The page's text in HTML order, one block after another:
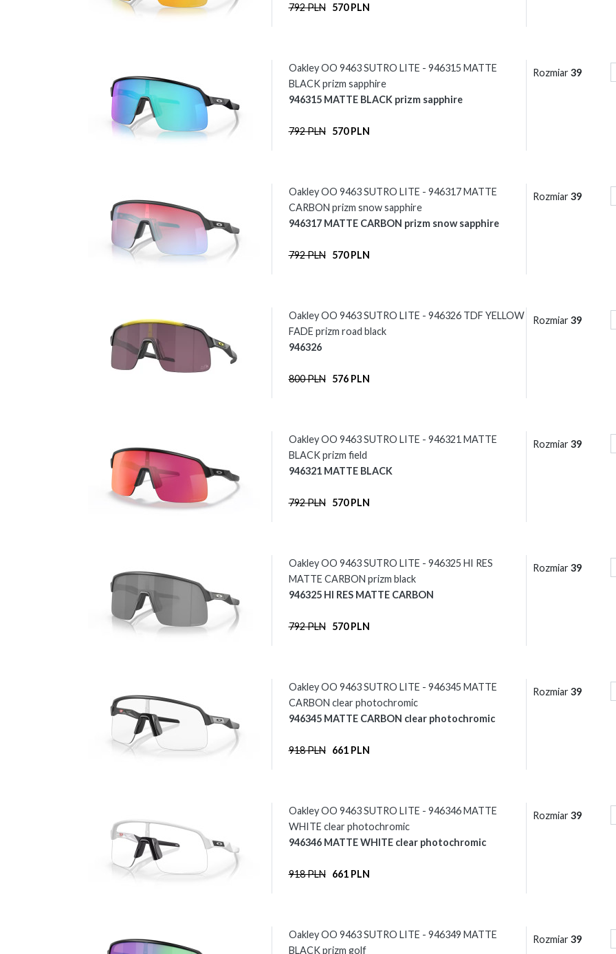
792 PLN 570 PLN
Oakley OO 9463 SUTRO LITE - 946315 MATTE
BLACK prizm sapphire
946315 MATTE BLACK prizm sapphire
792 PLN 570 PLN
Rozmiar39
Oakley OO 9463 SUTRO LITE - 946317 MATTE
CARBON prizm snow sapphire
946317 MATTE CARBON prizm snow sapphire
792 PLN 570 PLN
Rozmiar39
Oakley OO 9463 SUTRO LITE - 946326 TDF YELLOW
FADE prizm road black
946326
800 PLN 576 PLN
Rozmiar39
Oakley OO 9463 SUTRO LITE - 946321 MATTE
BLACK prizm field
946321 MATTE BLACK
792 PLN 570 PLN
Rozmiar39
Oakley OO 9463 SUTRO LITE - 946325 HI RES
MATTE CARBON prizm black
946325 HI RES MATTE CARBON
792 PLN 570 PLN
Rozmiar39
Oakley OO 9463 SUTRO LITE - 946345 MATTE
CARBON clear photochromic
946345 MATTE CARBON clear photochromic
918 PLN 661 PLN
Rozmiar39
Oakley OO 9463 SUTRO LITE - 946346 MATTE
WHITE clear photochromic
946346 MATTE WHITE clear photochromic
918 PLN 661 PLN
Rozmiar39
Oakley OO 9463 SUTRO LITE - 946349 MATTE
BLACK prizm golf
Rozmiar39